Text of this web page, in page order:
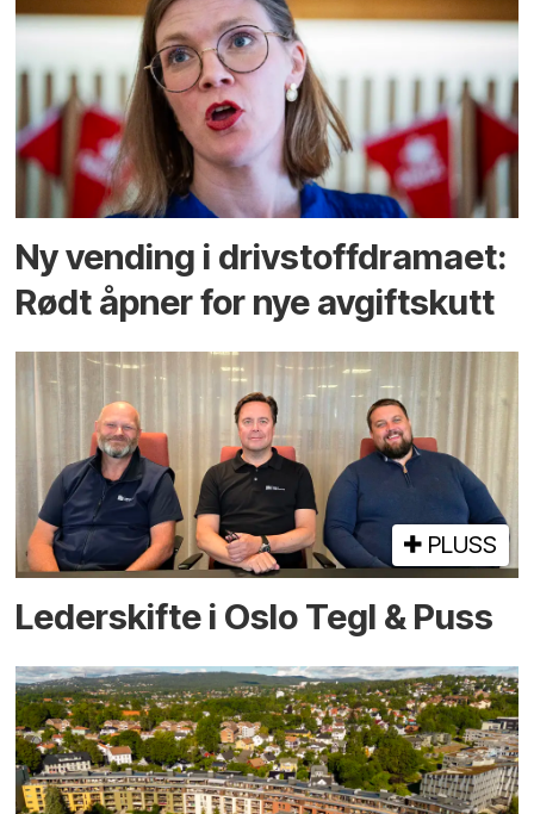
Ny vending i drivstoffdramaet:
Rødt åpner for nye avgiftskutt
PLUSS
Lederskifte i Oslo Tegl & Puss